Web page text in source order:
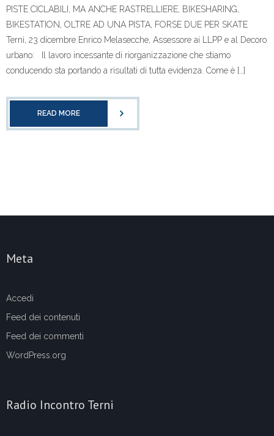
PISTE CICLABILI, MA ANCHE RASTRELLIERE, BIKESHARING,
BIKESTATION, OLTRE AD UNA PISTA, FORSE DUE PER SKATE
Terni, 23 dicembre Enrico Melasecche, Assessore ai LLPP e al Decoro
urbano: Il lavoro incessante di riorganizzazione che stiamo
conducendo sta portando a risultati di tutta evidenza. Come è […]
READ MORE
Meta
Accedi
Feed dei contenuti
Feed dei commenti
WordPress.org
Radio Incontro Terni